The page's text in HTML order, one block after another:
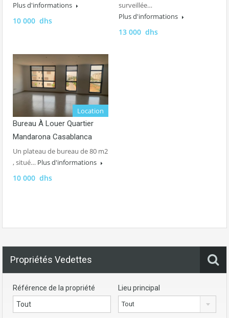
Plus d'informations
10 000 dhs
surveillée…
Plus d'informations
13 000 dhs
Location
Bureau À Louer Quartier
Mandarona Casablanca
Un plateau de bureau de 80 m2
, situé… Plus d'informations
10 000 dhs
Propriétés Vedettes
Référence de la propriété Lieu principal
Tout